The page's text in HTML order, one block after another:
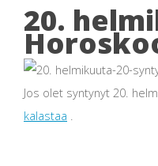
20.
Jos olet syntynyt 20.
kalastaa .